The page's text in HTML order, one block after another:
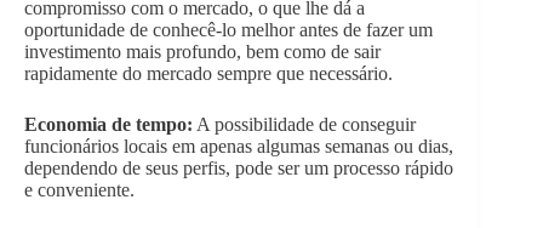
compromisso com o mercado, o que lhe dá a
oportunidade de conhecê-lo melhor antes de fazer um
investimento mais profundo, bem como de sair
rapidamente do mercado sempre que necessário.
Economia de tempo: A possibilidade de conseguir
funcionários locais em apenas algumas semanas ou dias,
dependendo de seus perfis, pode ser um processo rápido
e conveniente.